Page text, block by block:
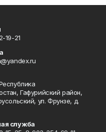
19-21
Гафурийский район,
ул. Фрунзе, д.
служба